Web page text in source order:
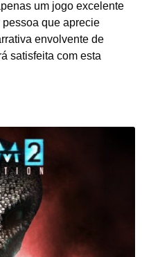
um jogo excelente
que aprecie
envolvente de
satisfeita com esta